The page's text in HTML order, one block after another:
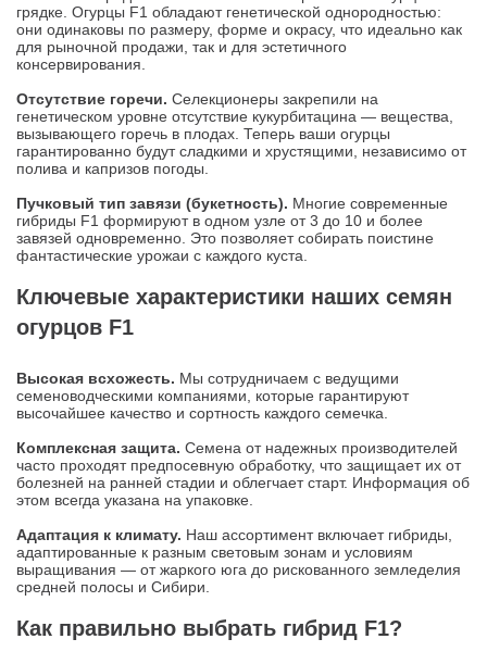
грядке. Огурцы F1 обладают генетической однородностью:
они одинаковы по размеру, форме и окрасу, что идеально как
для рыночной продажи, так и для эстетичного
консервирования.
Отсутствие горечи. Селекционеры закрепили на
генетическом уровне отсутствие кукурбитацина — вещества,
вызывающего горечь в плодах. Теперь ваши огурцы
гарантированно будут сладкими и хрустящими, независимо от
полива и капризов погоды.
Пучковый тип завязи (букетность). Многие современные
гибриды F1 формируют в одном узле от 3 до 10 и более
завязей одновременно. Это позволяет собирать поистине
фантастические урожаи с каждого куста.
Ключевые характеристики наших семян
огурцов F1
Высокая всхожесть. Мы сотрудничаем с ведущими
семеноводческими компаниями, которые гарантируют
высочайшее качество и сортность каждого семечка.
Комплексная защита. Семена от надежных производителей
часто проходят предпосевную обработку, что защищает их от
болезней на ранней стадии и облегчает старт. Информация об
этом всегда указана на упаковке.
Адаптация к климату. Наш ассортимент включает гибриды,
адаптированные к разным световым зонам и условиям
выращивания — от жаркого юга до рискованного земледелия
средней полосы и Сибири.
Как правильно выбрать гибрид F1?